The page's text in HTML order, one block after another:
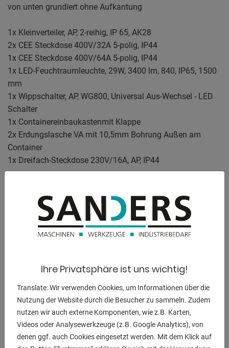
von unten grundiert ohne Aufkantung
1x Kleinverteiler, AP, 2-reihig, IP 65, AK28
2x CEE Steckdose 400V/32A 5-polig, IP44
1x CEE Steckdose 400V/64A 5-polig, IP44
1x LED-Feuchtraumleuchte, 29W, 3400 lm, 840, IP65, 1500
mm
1x Wippschalter, AP, WG800, Universal Aus-Wechsel - LED
Schalter
1x Containereinbaukastenmit Klappe
2x Erdungslasche VA mit 10,5mm Bohrung Außen am
Container
1x Dreifach-Steckdose 230V/16A, AP, IP44
mit Profilrohrrahmen
60x60x3 S235
mit eingeschraubten Blech t=3mm
Containerflügeltüren
mit 60 mm Mineralwolle, verkleidet mit 1,5mm Glattblech
(verzinkt),
überlappend vernietet auf eingeschweißter
Unterkonstruktion
aus 2mm Abkantprofil
Ihre Privatsphäre ist uns wichtig!
Translate: Wir verwenden Cookies, um Informationen über die
Nutzung der Website durch die Besucher zu sammeln. Zudem
nutzen wir auch externe Komponenten, wie z.B. Karten,
Videos oder Analysewerkzeuge (z.B. Google Analytics), von
denen ggf. auch Cookies eingesetzt werden. Mit dem Klick auf